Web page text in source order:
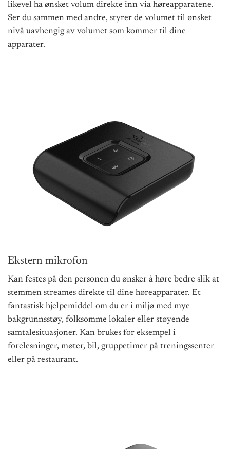
likevel ha ønsket volum direkte inn via høreapparatene.
Ser du sammen med andre, styrer de volumet til ønsket
nivå uavhengigav volumet som kommer til dine
apparater.
Ekstern mikrofon
Kan festes på den personen du ønsker å høre bedre slik at
stemmen streames direkte til dine høreapparater. Et
fantastisk hjelpemiddel om du er i miljø med mye
bakgrunnsstøy, folksomme lokaler eller støyende
samtalesituasjoner. Kan brukes for eksempel i
forelesninger, møter, bil, gruppetimer på treningssenter
eller på restaurant.